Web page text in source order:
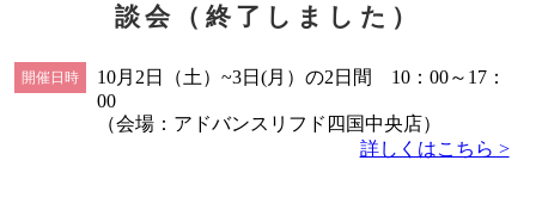
談会（終了しました）
開催日時
10月2日（土）~3日(月）の2日間 10：00～17：
00
（会場：アドバンスリフド四国中央店）
詳しくはこちら >